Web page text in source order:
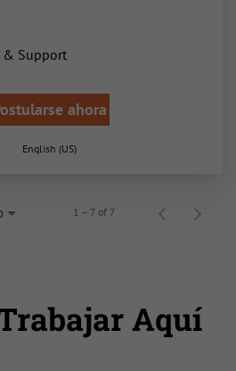
& Support
ahora
English (US)
1 – 7 of 7
Aquí